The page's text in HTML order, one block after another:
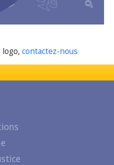
contactez-nous